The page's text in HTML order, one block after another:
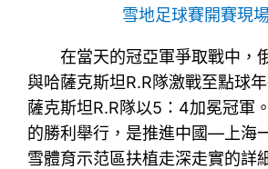
雪地足球賽開賽現
在當天的冠亞軍爭取戰中，
與哈薩克斯坦R.R隊激戰至點球
薩克斯坦R.R隊以5：4加冕冠軍
的勝利舉行，是推進中國—上海
雪體育示范區扶植走深走實的詳